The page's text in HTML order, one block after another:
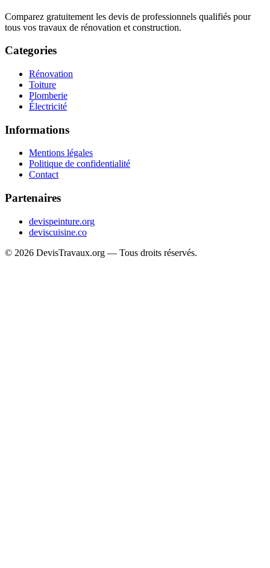
Comparez gratuitement les devis de professionnels qualifiés pour
tous vos travaux de rénovation et construction.
Categories
Rénovation
Toiture
Plomberie
Électricité
Informations
Mentions légales
Politique de confidentialité
Contact
Partenaires
devispeinture.org
deviscuisine.co
© 2026 DevisTravaux.org — Tous droits réservés.